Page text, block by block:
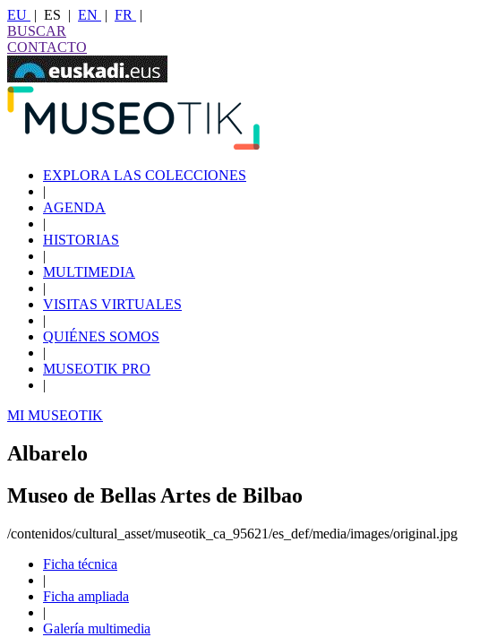
EU | ES | EN | FR
|
BUSCAR
CONTACTO
EXPLORA LAS COLECCIONES
|
AGENDA
|
HISTORIAS
|
MULTIMEDIA
|
VISITAS VIRTUALES
|
QUIÉNES SOMOS
|
MUSEOTIK PRO
|
MI MUSEOTIK
Albarelo
Museo de Bellas Artes de Bilbao
/contenidos/cultural_asset/museotik_ca_95621/es_def/media/images/original.jpg
Ficha técnica
|
Ficha ampliada
|
Galería multimedia